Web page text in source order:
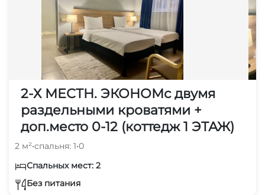
2-Х МЕСТН. ЭКОНОМс двумя
раздельными кроватями +
доп.место 0-12 (коттедж 1 ЭТАЖ)
2 м²•спальня: 1•0
Спальных мест: 2
Без питания